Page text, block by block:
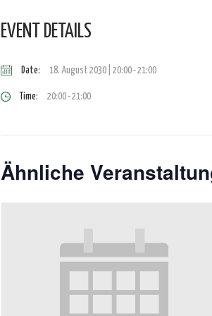
EVENT DETAILS
Date: 18. August 2030 | 20:00-21:00
Time: 20:00 - 21:00
Ähnliche